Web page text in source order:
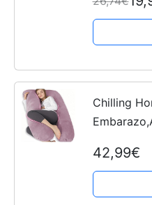
DHA,
Minerales
Chilling
Almohada
42,99€